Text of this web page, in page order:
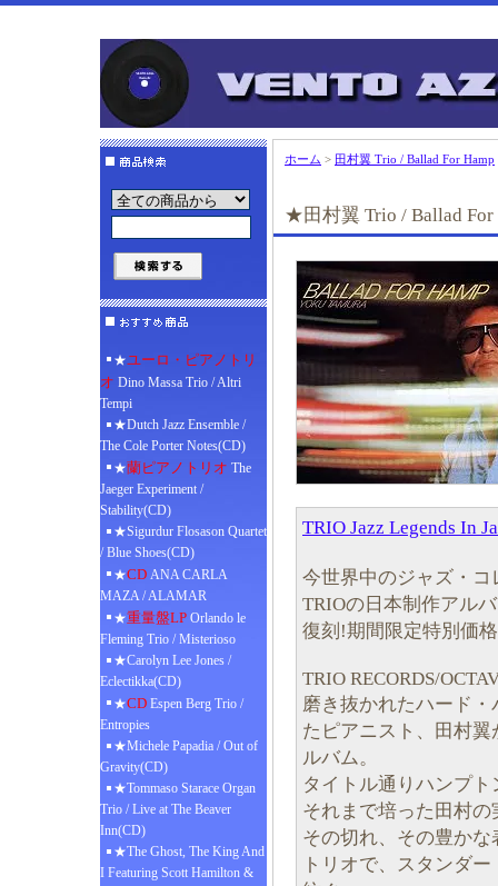
★ユーロ・ピアノトリ
オ Dino Massa Trio / Altri
Tempi
★Dutch Jazz Ensemble /
The Cole Porter Notes(CD)
★蘭ピアノトリオ The
Jaeger Experiment /
Stability(CD)
★Sigurdur Flosason Quartet
/ Blue Shoes(CD)
★CD ANA CARLA
MAZA / ALAMAR
★重量盤LP Orlando le
Fleming Trio / Misterioso
★Carolyn Lee Jones /
Eclectikka(CD)
★CD Espen Berg Trio /
Entropies
★Michele Papadia / Out of
Gravity(CD)
★Tommaso Starace Organ
Trio / Live at The Beaver
Inn(CD)
★The Ghost, The King And
I Featuring Scott Hamilton &
ホーム > 田村翼 Trio / Ballad For Hamp
★田村翼 Trio / Ballad For
TRIO Jazz Legends In
今世界中のジャズ・
TRIOの日本制作アル
復刻!期間限定特別価
TRIO RECORDS/
磨き抜かれたハード
たピアニスト、田村
ルバム。
タイトル通りハンプ
それまで培った田村
その切れ、その豊か
トリオで、スタンダ